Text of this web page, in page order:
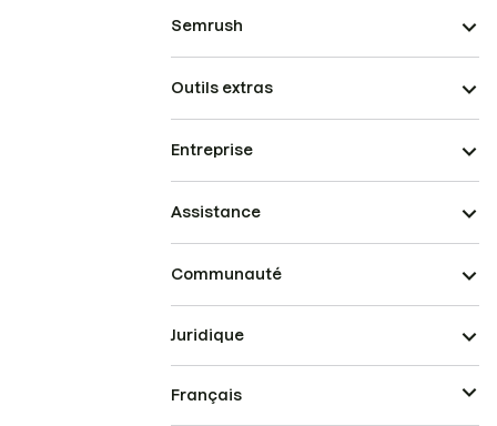
Semrush
Outils extras
Entreprise
Assistance
Communauté
Juridique
Français